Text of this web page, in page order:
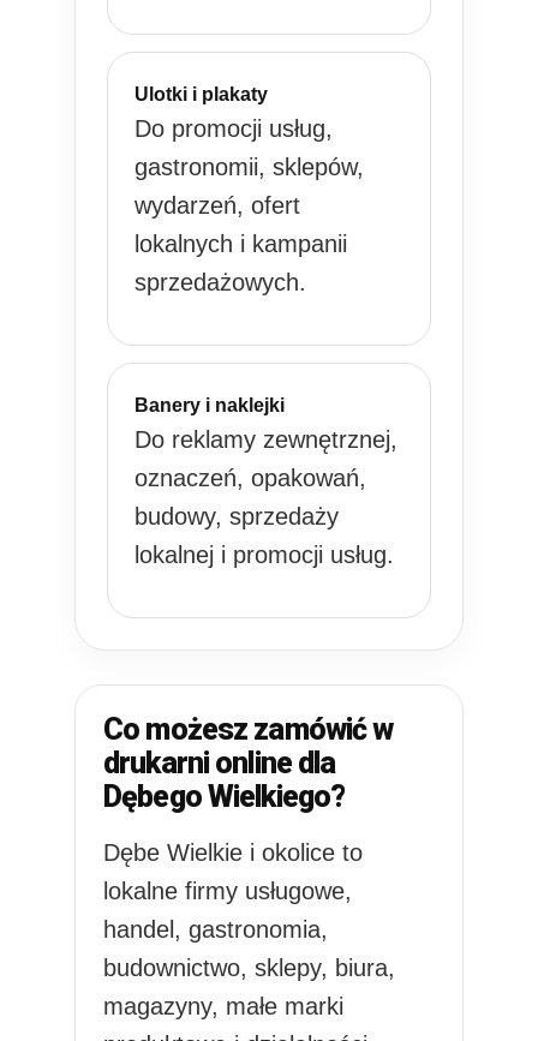
Ulotki i plakaty
Do promocji usług,
gastronomii, sklepów,
wydarzeń, ofert
lokalnych i kampanii
sprzedażowych.
Banery i naklejki
Do reklamy zewnętrznej,
oznaczeń, opakowań,
budowy, sprzedaży
lokalnej i promocji usług.
Co możesz zamówić w
drukarni online dla
Dębego Wielkiego?
Dębe Wielkie i okolice to
lokalne firmy usługowe,
handel, gastronomia,
budownictwo, sklepy, biura,
magazyny, małe marki